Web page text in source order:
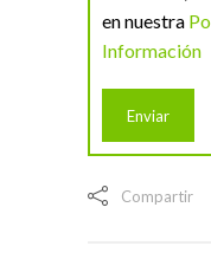
en nuestra
Información
Compartir